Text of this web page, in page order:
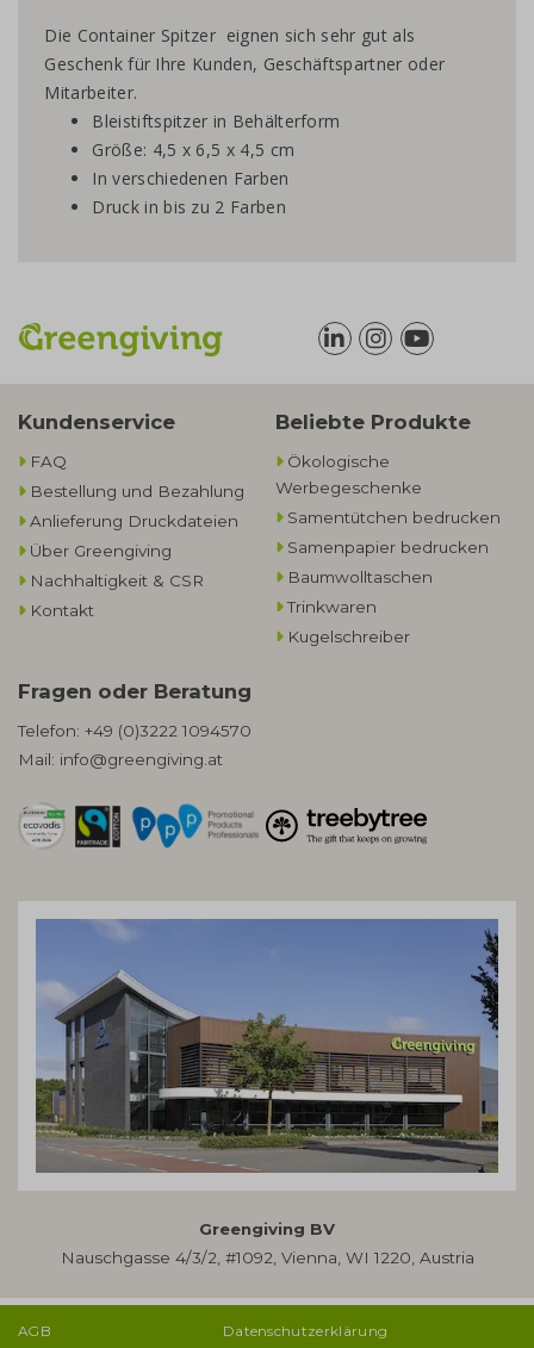
Die Container Spitzer eignen sich sehr gut als
Geschenk für Ihre Kunden, Geschäftspartner oder
Mitarbeiter.
Bleistiftspitzer in Behälterform
Größe: 4,5 x 6,5 x 4,5 cm
In verschiedenen Farben
Druck in bis zu 2 Farben
Kundenservice
FAQ
Bestellung und Bezahlung
Anlieferung Druckdateien
Über Greengiving
Nachhaltigkeit & CSR
Kontakt
Beliebte Produkte
Ökologische
Werbegeschenke​
Samentütchen bedrucken
Samenpapier bedrucken
Baumwolltaschen​
Trinkwaren
Kugelschreiber
Fragen oder Beratung
Telefon: +49 (0)3222 1094570
Mail: info@greengiving.at
Greengiving BV
Nauschgasse 4/3/2, #1092, Vienna, WI 1220, Austria
AGB Datenschutzerklärung